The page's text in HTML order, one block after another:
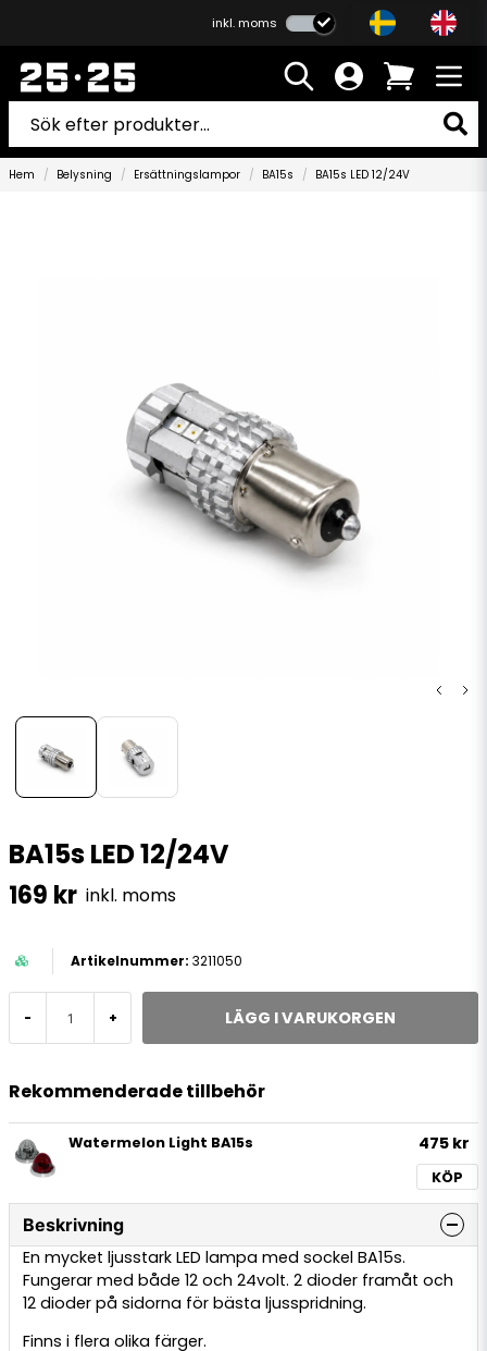
inkl. moms
Hem Belysning Ersättningslampor BA15s BA15s LED 12/24V
BA15s LED 12/24V
169 kr inkl. moms
3211050
- + LÄGG I VARUKORGEN
Rekommenderade tillbehör
Watermelon Light BA15s 475 kr
KÖP
Beskrivning
En mycket ljusstark LED lampa med sockel BA15s.
Fungerar med både 12 och 24volt. 2 dioder framåt och
12 dioder på sidorna för bästa ljusspridning.
Finns i flera olika färger.